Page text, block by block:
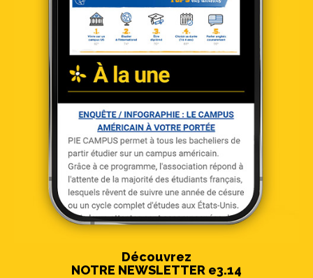
Découvrez
NOTRE NEWSLETTER e3.14